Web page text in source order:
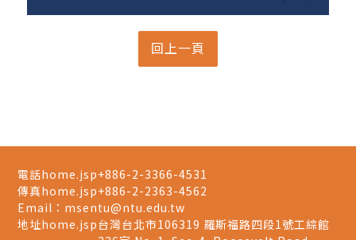
電話home.jsp+886-2-3366-4531
傳真home.jsp+886-2-2363-4562
Email： msentu@ntu.edu.tw
地址home.jsp台灣台北市106319 羅斯福路四段1號工綜館